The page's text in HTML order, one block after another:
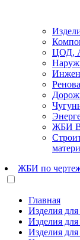
ЦОД,
ЖБИ
ЖБИ по
Главная
Изделия для
Изделия
Изделия